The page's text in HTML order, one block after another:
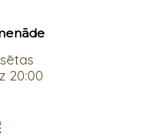
20:00